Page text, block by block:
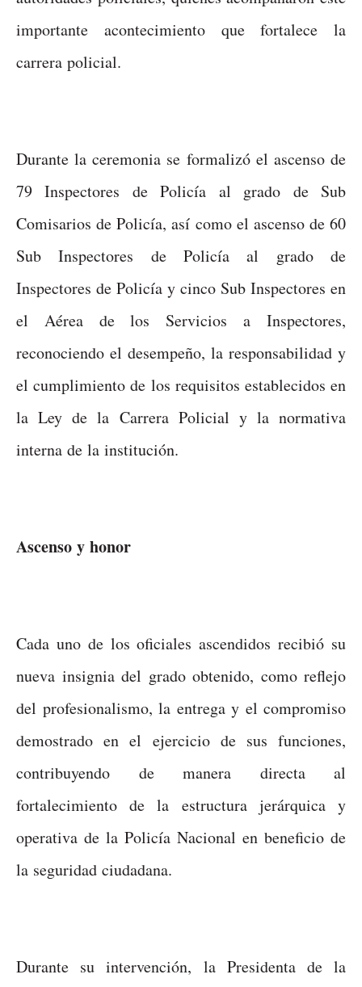
importante acontecimiento que fortalece la
carrera policial.
Durante la ceremonia se formalizó el ascenso de
79 Inspectores de Policía al grado de Sub
Comisarios de Policía, así como el ascenso de 60
Sub Inspectores de Policía al grado de
Inspectores de Policía y cinco Sub Inspectores en
el Aérea de los Servicios a Inspectores,
reconociendo el desempeño, la responsabilidad y
el cumplimiento de los requisitos establecidos en
la Ley de la Carrera Policial y la normativa
interna de la institución.
Ascenso y honor
Cada uno de los oficiales ascendidos recibió su
nueva insignia del grado obtenido, como reflejo
del profesionalismo, la entrega y el compromiso
demostrado en el ejercicio de sus funciones,
contribuyendo de manera directa al
fortalecimiento de la estructura jerárquica y
operativa de la Policía Nacional en beneficio de
la seguridad ciudadana.
Durante su intervención, la Presidenta de la